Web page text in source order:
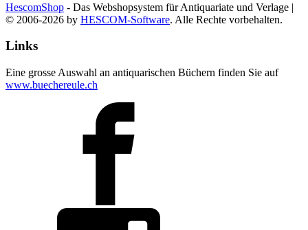
HescomShop - Das Webshopsystem für Antiquariate und Verlage |
© 2006-2026 by HESCOM-Software. Alle Rechte vorbehalten.
Links
Eine grosse Auswahl an antiquarischen Büchern finden Sie auf
www.buechereule.ch